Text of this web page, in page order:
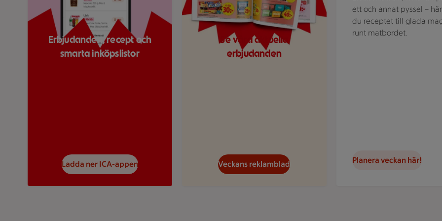
Erbjudanden, recept och
smarta inköpslistor
Ladda ner ICA-appen
Se våra aktuella
erbjudanden
Veckans reklamblad
ett och annat pyssel –
du receptet till glada
runt matbordet.
Planera veckan här!